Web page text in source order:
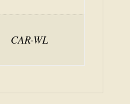
CAR-WL